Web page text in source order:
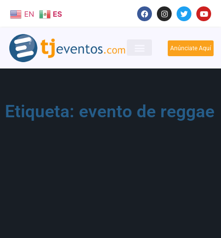
EN ES
Anúnciate Aquí
Etiqueta: evento de reggae